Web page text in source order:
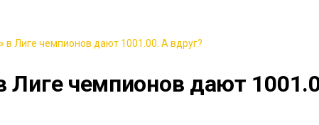
в Лиге чемпионов дают 1001.00. А вдруг?
Лиге чемпионов дают